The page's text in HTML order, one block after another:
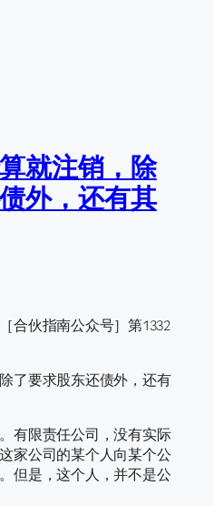
就注销，除
外，还有其
合伙指南公众号］第1332
了要求股东还债外，还有
有限责任公司，没有实际
家公司的某个人向某个公
但是，这个人，并不是公